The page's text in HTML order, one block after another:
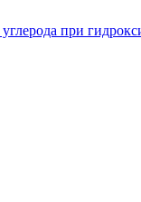
при